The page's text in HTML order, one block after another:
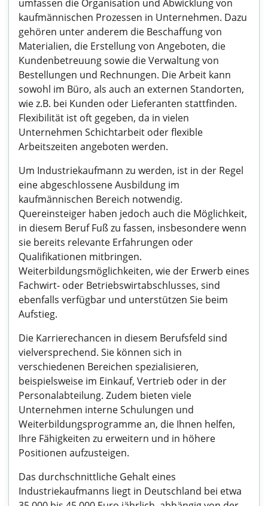
umfassen die Organisation und Abwicklung von
kaufmännischen Prozessen in Unternehmen. Dazu
gehören unter anderem die Beschaffung von
Materialien, die Erstellung von Angeboten, die
Kundenbetreuung sowie die Verwaltung von
Bestellungen und Rechnungen. Die Arbeit kann
sowohl im Büro, als auch an externen Standorten,
wie z.B. bei Kunden oder Lieferanten stattfinden.
Flexibilität ist oft gegeben, da in vielen
Unternehmen Schichtarbeit oder flexible
Arbeitszeiten angeboten werden.
Um Industriekaufmann zu werden, ist in der Regel
eine abgeschlossene Ausbildung im
kaufmännischen Bereich notwendig.
Quereinsteiger haben jedoch auch die Möglichkeit,
in diesem Beruf Fuß zu fassen, insbesondere wenn
sie bereits relevante Erfahrungen oder
Qualifikationen mitbringen.
Weiterbildungsmöglichkeiten, wie der Erwerb eines
Fachwirt- oder Betriebswirtabschlusses, sind
ebenfalls verfügbar und unterstützen Sie beim
Aufstieg.
Die Karrierechancen in diesem Berufsfeld sind
vielversprechend. Sie können sich in
verschiedenen Bereichen spezialisieren,
beispielsweise im Einkauf, Vertrieb oder in der
Personalabteilung. Zudem bieten viele
Unternehmen interne Schulungen und
Weiterbildungsprogramme an, die Ihnen helfen,
Ihre Fähigkeiten zu erweitern und in höhere
Positionen aufzusteigen.
Das durchschnittliche Gehalt eines
Industriekaufmanns liegt in Deutschland bei etwa